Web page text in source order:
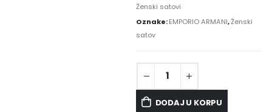
Ženski satovi
Oznake:EMPORIO ARMANI,Ženski
satov
DODAJ U KORPU